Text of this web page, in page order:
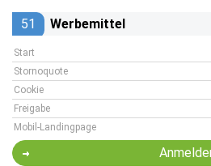
51 Werbemittel
Start
Stornoquote
Cookie
Freigabe
Mobil-Landingpage